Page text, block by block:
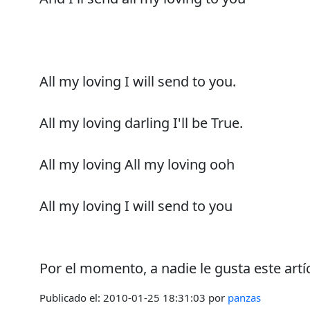
All my loving I will send to you.
All my loving darling I'll be True.
All my loving All my loving ooh
All my loving I will send to you
Por el momento, a nadie le gusta este
Publicado el: 2010-01-25 18:31:03 por panzas